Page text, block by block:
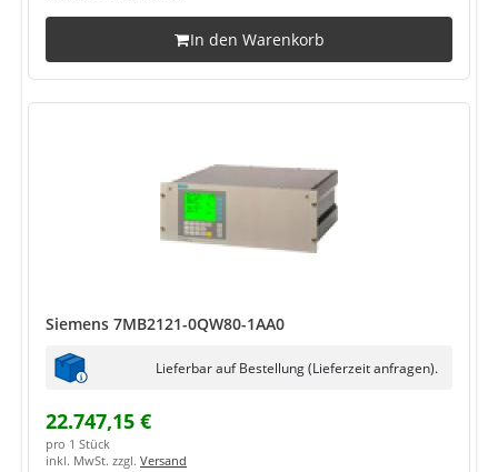
In den Warenkorb
Siemens 7MB2121-0QW80-1AA0
Lieferbar auf Bestellung (Lieferzeit anfragen).
22.747,15 €
pro 1 Stück
inkl. MwSt. zzgl. Versand